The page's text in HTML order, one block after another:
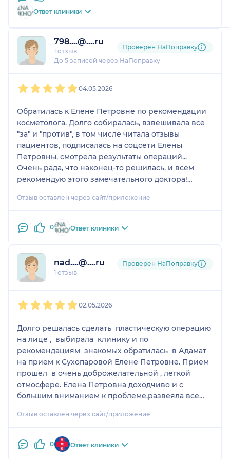
готова помочь вам
в ближайшее время делать
маммопластику у Елены
Петровны. Такое полное
натурально.
На консультации Елена
Петровна очень
расположила к себе,что
дату операции без
Реабилитация прошло
хорошо, Елена
Петровна всегда была
на связи и отвечала на
все вопросы ,она очень
трепетно относится к
каждому своему
Всегда буду советовать
Ответ клиники
798....@....ru
1 отзыв
До 5 записей через НаПоправку
Проверен НаПоправку
04.05.2026
Обратилась к Елене Петровне по рекомендации
косметолога. Долго собиралась, взвешивала все
"за" и "против", в том числе читала отзывы
пациентов, подписалась на соцсети Елены
Петровны, смотрела результаты операций...
Очень рада, что наконец-то решилась, и всем
рекомендую этого замечательного доктора!
Петровна всегда на связи, контролирует течение
своевременно рекомендации, очень нужные
советы.
Отзыв оставлен через сайт/приложение
0 Ответ клиники
nad....@....ru
1 отзыв
Проверен НаПоправку
02.05.2026
Долго решалась сделать пластическую операцию
на лице , выбирала клинику и по
рекомендациям знакомых обратилась в Адамат
на прием к Сухопаровой Елене Петровне. Прием
прошел в очень доброжелательной , легкой
отмосфере. Елена Петровна доходчиво и с
большим вниманием к проблеме,развеяла все
Очень довольна, что я попала именно к этому
Никаких видимых швов и тем более рубцов нет
совсем!!! Золотые ручки!!! Каждый день на связи,
Отзыв оставлен через сайт/приложение
0 Ответ клиники